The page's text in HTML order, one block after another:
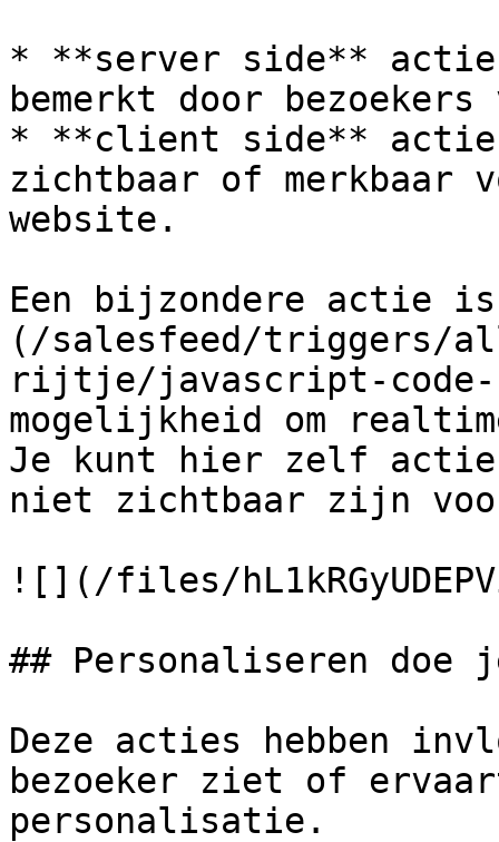
* **server side**
bemerkt door
* **client side**
zichtbaar of merkbaar
website.
Een bijzondere actie
(/salesfeed/triggers/
rijtje/javascript-
mogelijkheid om
Je kunt hier zelf
niet zichtbaar zijn
![](/files/
## Personaliseren
Deze acties hebben
bezoeker ziet of
personalisatie.